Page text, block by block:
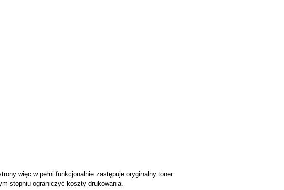
więc w pełni funkcjonalnie zastępuje oryginalny toner
stopniu ograniczyć koszty drukowania.